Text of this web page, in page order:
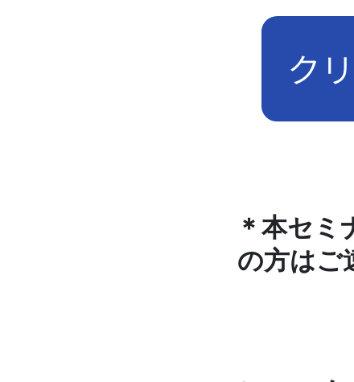
＊本セミ
の方はご